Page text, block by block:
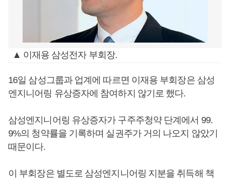
▲ 이재용 삼성전자 부회장.
16일 삼성그룹과 업계에 따르면 이재용 부회장은 삼성
엔지니어링 유상증자에 참여하지 않기로 했다.
삼성엔지니어링 유상증자가 구주주청약 단계에서 99.
9%의 청약률을 기록하며 실권주가 거의 나오지 않았기
때문이다.
이 부회장은 별도로 삼성엔지니어링 지분을 취득해 책